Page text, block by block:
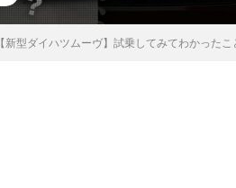
【新型ダイハツムーヴ】試乗してみてわかっ